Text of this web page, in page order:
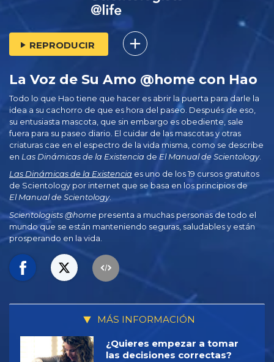
REPRODUCIR
La Voz de Su Amo @home con Hao
Todo lo que Hao tiene que hacer es abrir la puerta para darle la
idea a su cachorro de que es hora del paseo. Después de eso,
su entusiasta mascota, que sin embargo es obediente, sale
fuera para su paseo diario. El cuidar de las mascotas y otras
criaturas cae en el espectro de la vida misma, como se describe
en Las Dinámicas de la Existencia de El Manual de Scientology.
Las Dinámicas de la Existencia es uno de los 19 cursos gratuitos
de Scientology por internet que se basa en los principios de
El Manual de Scientology.
Scientologists @home presenta a muchas personas de todo el
mundo que se están manteniendo seguras, saludables y están
prosperando en la vida.
MÁS INFORMACIÓN
¿Quieres empezar a tomar
las decisiones correctas?